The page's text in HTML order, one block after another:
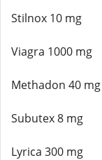
Stilnox 10 mg
Viagra 1000 mg
Methadon 40 mg
Subutex 8 mg
Lyrica 300 mg